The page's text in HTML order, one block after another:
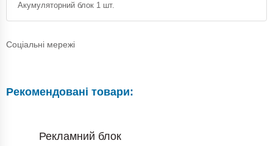
Акумуляторний блок 1 шт.
Соціальні мережі
Рекомендовані товари:
Рекламний блок